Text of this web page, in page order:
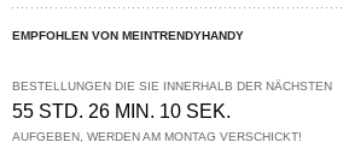
EMPFOHLEN VON MEINTRENDYHANDY
BESTELLUNGEN DIE SIE INNERHALB DER NÄCHSTEN
55 STD. 26 MIN. 09 SEK.
AUFGEBEN, WERDEN AM MONTAG VERSCHICKT!